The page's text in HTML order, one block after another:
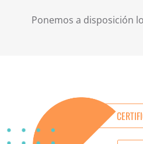
Ponemos a disposición